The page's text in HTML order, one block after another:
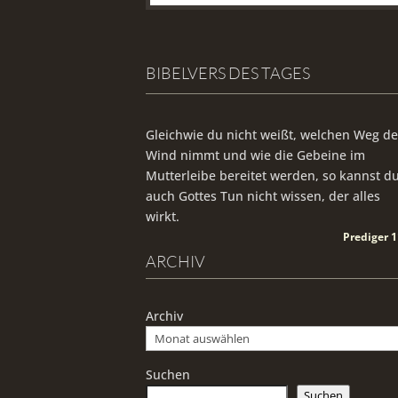
BIBELVERS DES TAGES
Gleichwie du nicht weißt, welchen Weg
Wind nimmt und wie die Gebeine im
Mutterleibe bereitet werden, so kannst du
auch Gottes Tun nicht wissen, der alles
wirkt.
Prediger
ARCHIV
Archiv
Suchen